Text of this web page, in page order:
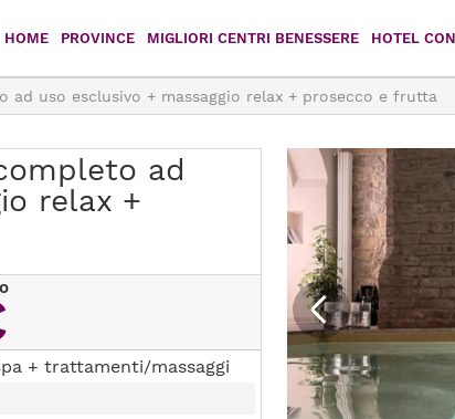
HOME PROVINCE
Agrigento Caltanissetta
Catania Enna
Messina
MIGLIORI CENTRI BENESSERE HOTEL
ad uso esclusivo + massaggio relax + prosecco e frutta
ad
relax +
+ trattamenti/massaggi